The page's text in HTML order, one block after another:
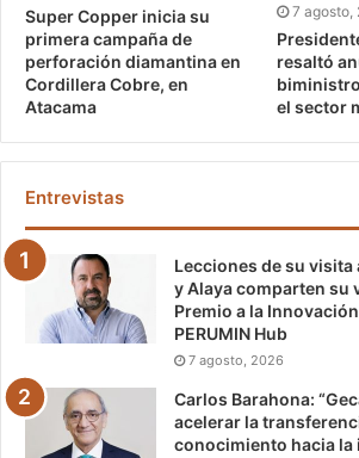
Super Copper inicia su
primera campaña de
perforación diamantina en
Cordillera Cobre, en
Atacama
7 agosto,
resaltó
el sector
Entrevistas
Lecciones de su visita
y Alaya comparten su
Premio a la
PERUMIN Hub
7 agosto, 2026
Carlos Barahona:
acelerar la
conocimiento hacia la